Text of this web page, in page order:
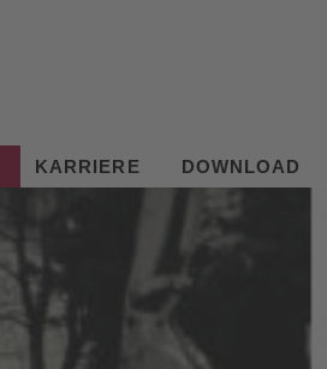
KARRIERE DOWNLOAD